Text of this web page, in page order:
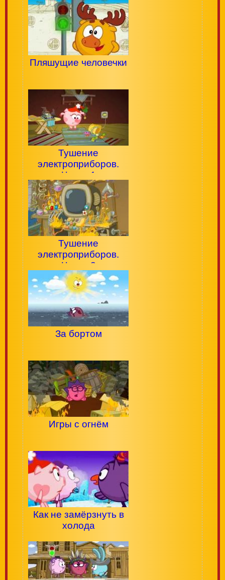
Пляшущие человечки
Тушение
электроприборов.
Часть 1
Тушение
электроприборов.
Часть 2
За бортом
Игры с огнём
Как не замёрзнуть в
холода